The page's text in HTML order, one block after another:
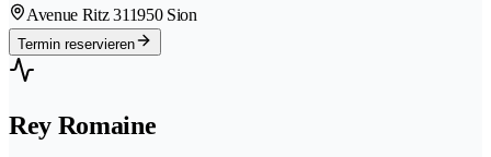
Avenue Ritz 311950 Sion
Termin reservieren
Rey Romaine